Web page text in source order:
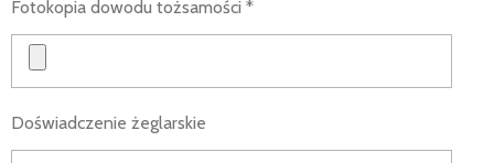
Fotokopia dowodu tożsamości *
Doświadczenie żeglarskie